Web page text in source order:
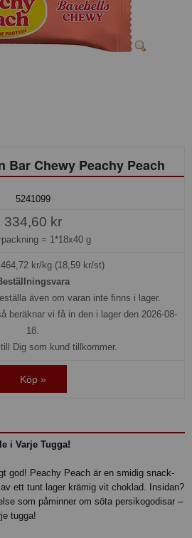
Bar Chewy Peachy Peach
5241099
334,60 kr
= 1*18x40 g
464,72kr/kg (18,59 kr/st)
även om varan inte finns i lager.
beräknar vi få in den i lager den 2026-08-
18.
Dig som kund tillkommer.
Köp »
i Varje Tugga!
god! Peachy Peach är en smidig snack-
ett tunt lager krämig vit choklad. Insidan?
som påminner om söta persikogodisar –
tugga!